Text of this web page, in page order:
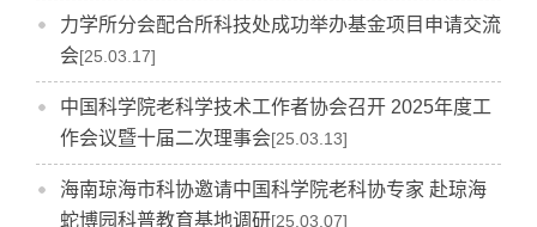
力学所分会配合所科技处成功举办基金项目申请交流
会[25.03.17]
中国科学院老科学技术工作者协会召开 2025年度工
作会议暨十届二次理事会[25.03.13]
海南琼海市科协邀请中国科学院老科协专家 赴琼海
蛇博园科普教育基地调研[25.03.07]